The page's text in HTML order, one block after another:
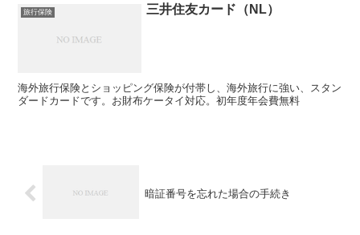
旅行保険 三井住友カード（NL）
海外旅行保険とショッピング保険が付帯し、海外旅行に強い、スタン
ダードカードです。お財布ケータイ対応。初年度年会費無料
暗証番号を忘れた場合の手続き